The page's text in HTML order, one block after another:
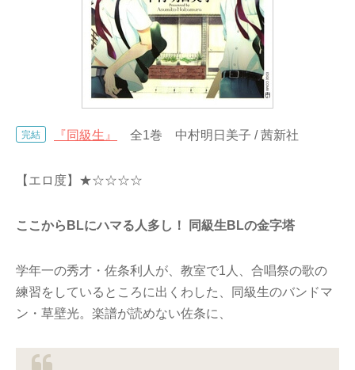
完結 『同級生』 全1巻 中村明日美子 / 茜新社
【エロ度】★☆☆☆☆
ここからBLにハマる人多し！ 同級生BLの金字塔
学年一の秀才・佐条利人が、教室で1人、合唱祭の歌の
練習をしているところに出くわした、同級生のバンドマ
ン・草壁光。楽譜が読めない佐条に、